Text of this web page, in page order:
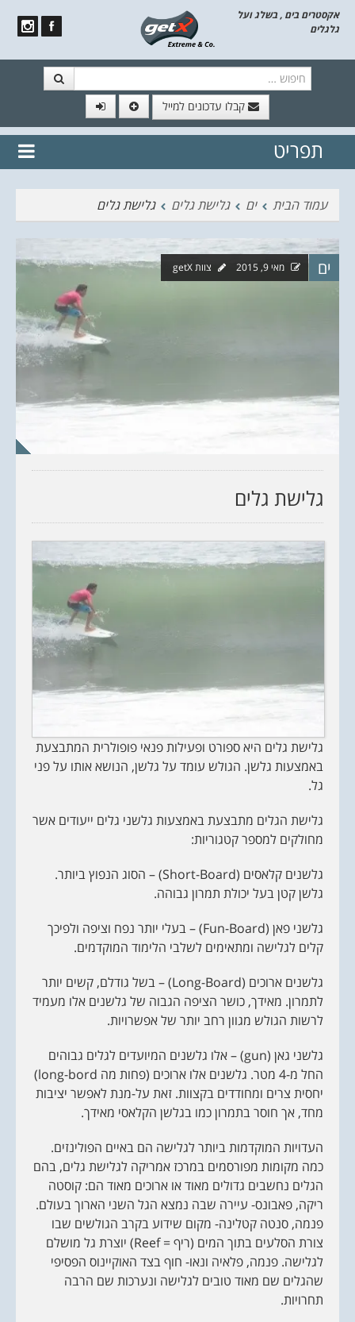
אקסטרים בים , בשלג ועל
גלגלים
קבלו עדכונים למייל
// הצטרף לרשימת תפוצה!
נשמח
תפריט
עמוד הבית
ים גלישת גלים גלישת גלים
ים מאי 9, 2015 צוות getX
גלישת גלים
גלישת גלים היא ספורט ופעילות פנאי פופולרית המתבצעת
באמצעות גלשן. הגולש עומד על גלשן, הנושא אותו על פני
גל.
גלישת הגלים מתבצעת באמצעות גלשני גלים ייעודים אשר
מחולקים למספר קטגוריות:
גלשנים קלאסים (Short-Board) – הסוג הנפוץ ביותר.
גלשן קטן בעל יכולת תמרון גבוהה.
גלשני פאן (Fun-Board) – בעלי יותר נפח וציפה ולפיכך
קלים לגלישה ומתאימים לשלבי הלימוד המוקדמים.
גלשנים ארוכים (Long-Board) – בשל גודלם, קשים יותר
לתמרון. מאידך, כושר הציפה הגבוה של גלשנים אלו מעמיד
לרשות הגולש מגוון רחב יותר של אפשרויות.
גלשני גאן (gun) – אלו גלשנים המיועדים לגלים גבוהים
החל מ-4 מטר. גלשנים אלו ארוכים (פחות מה long-bord)
יחסית צרים ומחודדים בקצוות. זאת על-מנת לאפשר יציבות
מחד, אך חוסר בתמרון כמו בגלשן הקלאסי מאידך.
העדויות המוקדמות ביותר לגלישה הם באיים הפולינזים.
כמה מקומות מפורסמים במרכז אמריקה לגלישת גלים, בהם
הגלים נחשבים גדולים מאוד או ארוכים מאוד הם: קוסטה
ריקה, פאבונס- עיירה שבה נמצא הגל השני הארוך בעולם.
פנמה, סנטה קטלינה- מקום שידוע בקרב הגולשים שבו
צורת הסלעים בתוך המים (ריף = Reef) יוצרת גל מושלם
לגלישה. פנמה, פלאיה ונאו- חוף בצד האוקיינוס הפסיפי
שהגלים שם מאוד טובים לגלישה ונערכות שם הרבה
תחרויות.